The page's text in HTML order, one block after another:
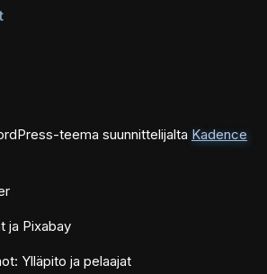
teema suunnittelijalta Kadence
ja Pixabay
Ylläpito ja pelaajat